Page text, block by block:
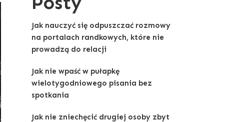
Jak nauczyć się odpuszczać rozmowy
na portalach randkowych, które nie
prowadzą do relacji
Jak nie wpaść w pułapkę
wielotygodniowego pisania bez
spotkania
Jak nie zniechęcić drugiej osoby zbyt